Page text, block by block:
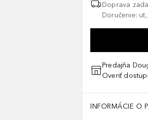
Doprava
Doručenie:
Predajňa
Overiť
INFORMÁCIE O